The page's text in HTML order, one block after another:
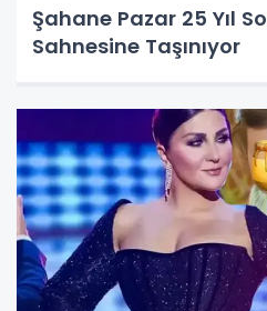
Şahane Pazar 25 Yıl
Sahnesine Taşınıyor